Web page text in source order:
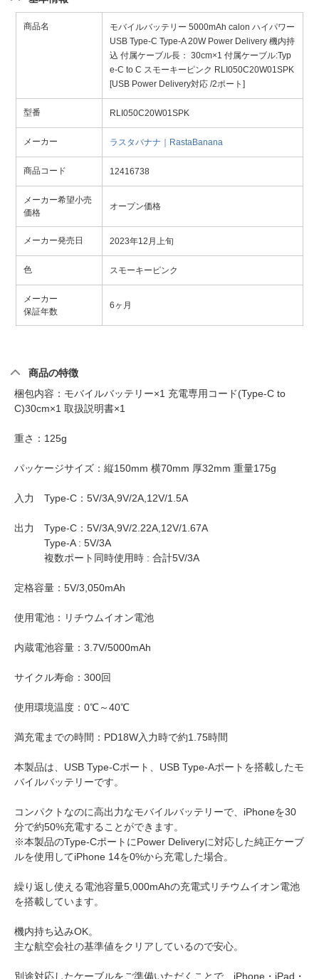
商品名
モバイルバッテリー 5000mAh calon ハイパワー
USB Type-C Type-A 20W Power Delivery 機内持
込 付属ケーブル長： 30cm×1 付属ケーブル:Typ
e-C to C スモーキーピンク RLI050C20W01SPK
[USB Power Delivery対応 /2ポート]
型番 RLI050C20W01SPK
メーカー ラスタバナナ｜RastaBanana
商品コード 12416738
メーカー希望小売
価格
オープン価格
メーカー発売日 2023年12月上旬
色 スモーキーピンク
メーカー
保証年数
6ヶ月
商品の特徴
梱包内容：モバイルバッテリー×1 充電専用コード(Type-C to
C)30cm×1 取扱説明書×1
重さ：125g
パッケージサイズ：縦150mm 横70mm 厚32mm 重量175g
入力 Type-C：5V/3A,9V/2A,12V/1.5A
出力 Type-C：5V/3A,9V/2.22A,12V/1.67A
Type-A : 5V/3A
複数ポート同時使用時 : 合計5V/3A
定格容量：5V/3,050mAh
使用電池：リチウムイオン電池
内蔵電池容量：3.7V/5000mAh
サイクル寿命：300回
使用環境温度：0℃～40℃
満充電までの時間：PD18W入力時で約1.75時間
本製品は、USB Type-Cポート、USB Type-Aポートを搭載したモ
バイルバッテリーです。
コンパクトなのに高出力なモバイルバッテリーで、iPhoneを30
分で約50%充電することができます。
※本製品のType-CポートにPower Deliveryに対応した純正ケーブ
ルを使用してiPhone 14を0%から充電した場合。
繰り返し使える電池容量5,000mAhの充電式リチウムイオン電池
を搭載しています。
機内持ち込みOK。
主な航空会社の基準値をクリアしているので安心。
別途対応したケーブルをご準備いただくことで、iPhone・iPad・